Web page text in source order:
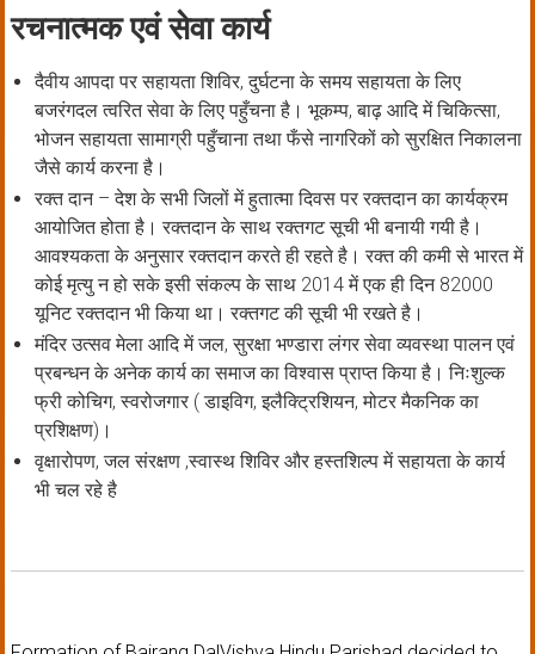
रचनात्मक एवं सेवा कार्य
दैवीय आपदा पर सहायता शिविर, दुर्घटना के समय सहायता के लिए
बजरंगदल त्वरित सेवा के लिए पहुँचना है। भूकम्प, बाढ़ आदि में चिकित्सा,
भोजन सहायता सामाग्री पहुँचाना तथा फँसे नागरिकों को सुरक्षित निकालना
जैसे कार्य करना है।
रक्त दान – देश के सभी जिलों में हुतात्मा दिवस पर रक्तदान का कार्यक्रम
आयोजित होता है। रक्तदान के साथ रक्तगट सूची भी बनायी गयी है।
आवश्यकता के अनुसार रक्तदान करते ही रहते है। रक्त की कमी से भारत में
कोई मृत्यु न हो सके इसी संकल्प के साथ 2014 में एक ही दिन 82000
यूनिट रक्तदान भी किया था। रक्तगट की सूची भी रखते है।
मंदिर उत्सव मेला आदि में जल, सुरक्षा भण्डारा लंगर सेवा व्यवस्था पालन एवं
प्रबन्धन के अनेक कार्य का समाज का विश्वास प्राप्त किया है। निःशुल्क
फ्री कोचिग, स्वरोजगार ( डाइविग, इलैक्ट्रिशियन, मोटर मैकनिक का
प्रशिक्षण)।
वृक्षारोपण, जल संरक्षण ,स्वास्थ शिविर और हस्तशिल्प में सहायता के कार्य
भी चल रहे है